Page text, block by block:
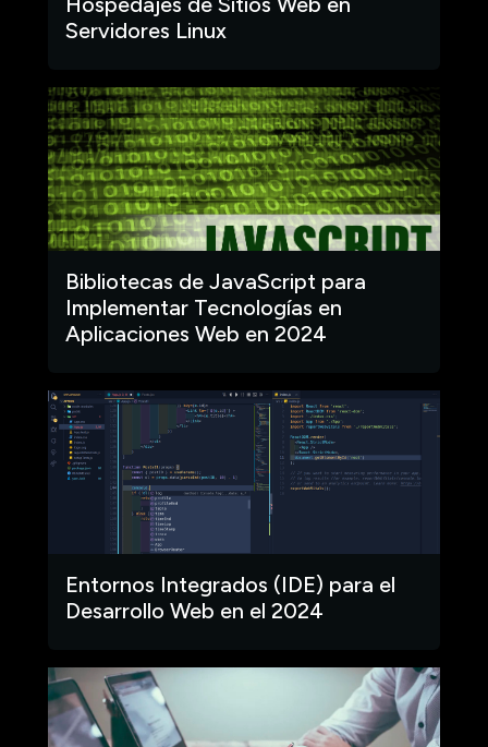
Servidores Linux
Bibliotecas de JavaScript para
Implementar Tecnologías en
Aplicaciones Web en 2024
Entornos Integrados (IDE) para el
Desarrollo Web en el 2024